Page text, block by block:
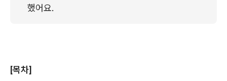
했어요.
[목차]